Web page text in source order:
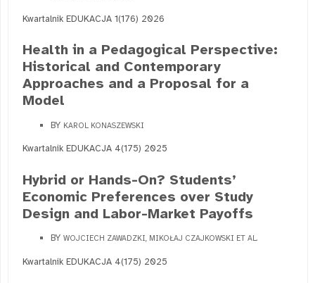
Kwartalnik EDUKACJA 1(176) 2026
Health in a Pedagogical Perspective:
Historical and Contemporary
Approaches and a Proposal for a
Model
BY KAROL KONASZEWSKI
Kwartalnik EDUKACJA 4(175) 2025
Hybrid or Hands-On? Students’
Economic Preferences over Study
Design and Labor-Market Payoffs
BY WOJCIECH ZAWADZKI, MIKOŁAJ CZAJKOWSKI ET AL.
Kwartalnik EDUKACJA 4(175) 2025